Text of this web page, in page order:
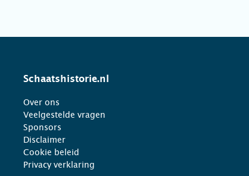
Schaatshistorie.nl
Over ons
Veelgestelde vragen
Sponsors
Disclaimer
Cookie beleid
Privacy verklaring